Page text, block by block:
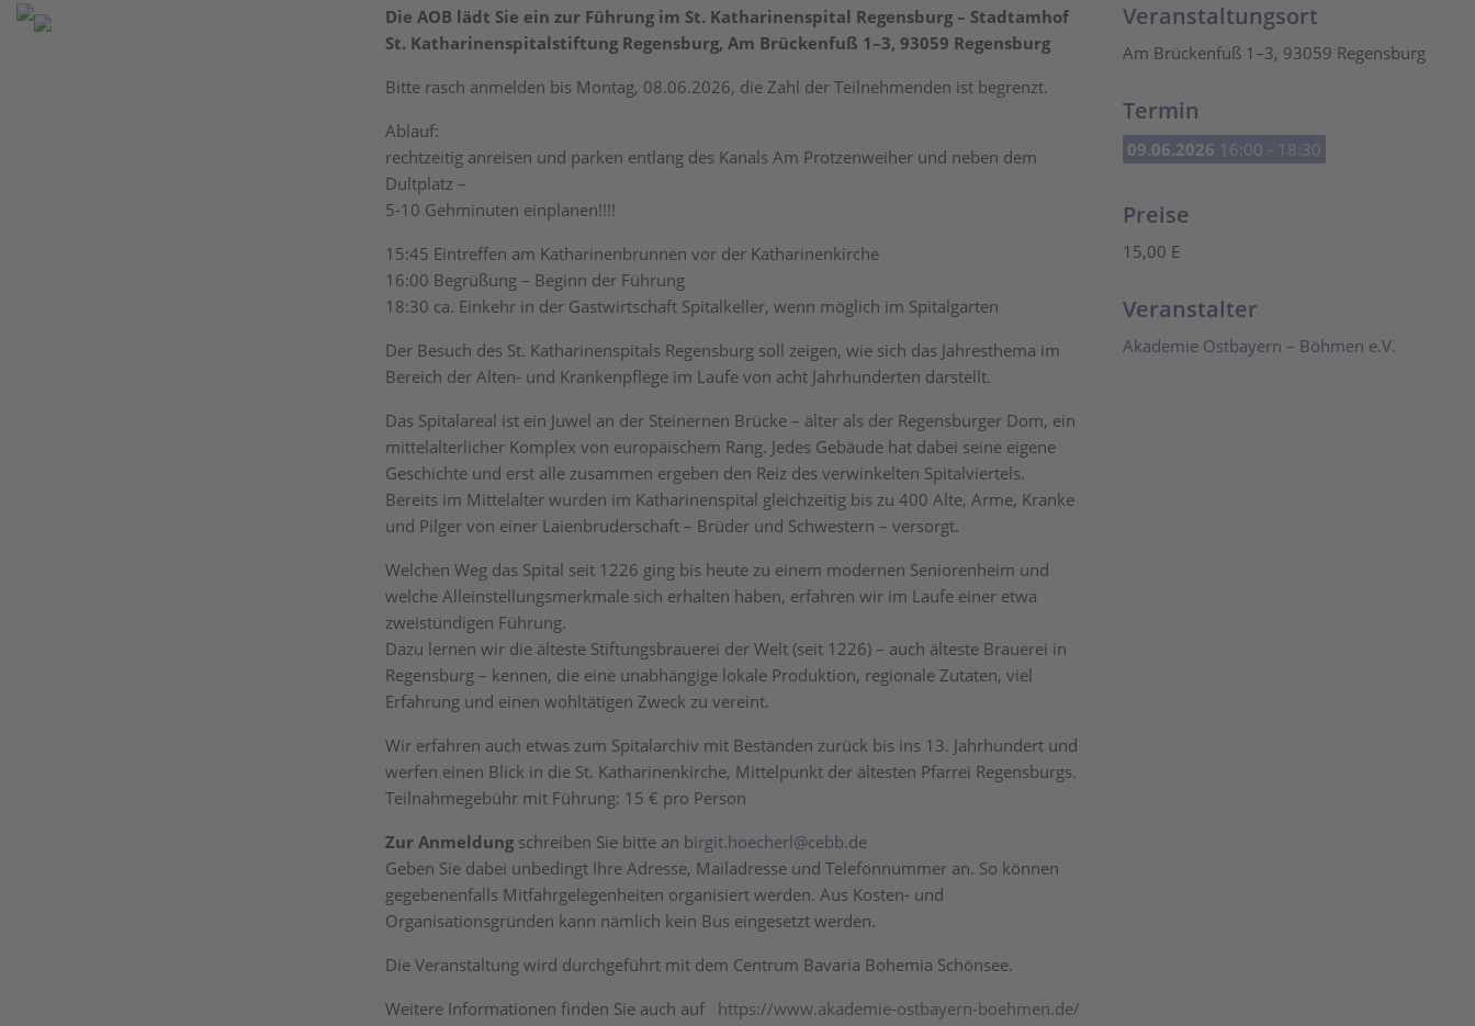
Die AOB lädt Sie ein zur Führung im St. Katharinenspital Regensburg – Stadtamhof
St. Katharinenspitalstiftung Regensburg, Am Brückenfuß 1–3, 93059 Regensburg
Bitte rasch anmelden bis Montag, 08.06.2026, die Zahl der Teilnehmenden ist begrenzt.
Ablauf:
rechtzeitig anreisen und parken entlang des Kanals Am Protzenweiher und neben dem
Dultplatz –
5-10 Gehminuten einplanen!!!!
15:45 Eintreffen am Katharinenbrunnen vor der Katharinenkirche
16:00 Begrüßung – Beginn der Führung
18:30 ca. Einkehr in der Gastwirtschaft Spitalkeller, wenn möglich im Spitalgarten
Der Besuch des St. Katharinenspitals Regensburg soll zeigen, wie sich das Jahresthema im
Bereich der Alten- und Krankenpflege im Laufe von acht Jahrhunderten darstellt.
Das Spitalareal ist ein Juwel an der Steinernen Brücke – älter als der Regensburger Dom, ein
mittelalterlicher Komplex von europäischem Rang. Jedes Gebäude hat dabei seine eigene
Geschichte und erst alle zusammen ergeben den Reiz des verwinkelten Spitalviertels.
Bereits im Mittelalter wurden im Katharinenspital gleichzeitig bis zu 400 Alte, Arme, Kranke
und Pilger von einer Laienbruderschaft – Brüder und Schwestern – versorgt.
Welchen Weg das Spital seit 1226 ging bis heute zu einem modernen Seniorenheim und
welche Alleinstellungsmerkmale sich erhalten haben, erfahren wir im Laufe einer etwa
zweistündigen Führung.
Dazu lernen wir die älteste Stiftungsbrauerei der Welt (seit 1226) – auch älteste Brauerei in
Regensburg – kennen, die eine unabhängige lokale Produktion, regionale Zutaten, viel
Erfahrung und einen wohltätigen Zweck zu vereint.
Wir erfahren auch etwas zum Spitalarchiv mit Beständen zurück bis ins 13. Jahrhundert und
werfen einen Blick in die St. Katharinenkirche, Mittelpunkt der ältesten Pfarrei Regensburgs.
Teilnahmegebühr mit Führung: 15 € pro Person
Zur Anmeldung schreiben Sie bitte an birgit.hoecherl@cebb.de
Geben Sie dabei unbedingt Ihre Adresse, Mailadresse und Telefonnummer an. So können
gegebenenfalls Mitfahrgelegenheiten organisiert werden. Aus Kosten- und
Organisationsgründen kann nämlich kein Bus eingesetzt werden.
Die Veranstaltung wird durchgeführt mit dem Centrum Bavaria Bohemia Schönsee.
Weitere Informationen finden Sie auch auf https://www.akademie-ostbayern-boehmen.de/
Veranstaltungsort
Am Brückenfuß 1–3, 93059 Regensburg
Termin
09.06.2026 16:00 - 18:30
Preise
15,00 E
Veranstalter
Akademie Ostbayern – Böhmen e.V.